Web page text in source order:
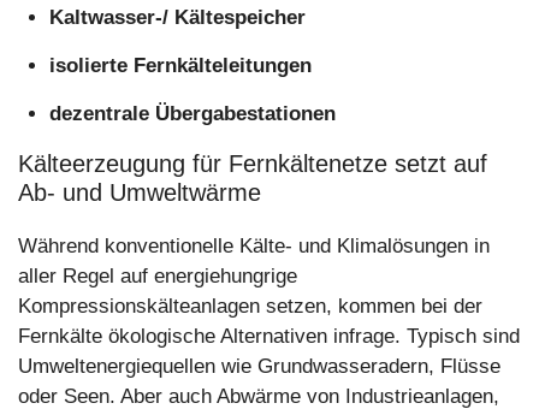
Kaltwasser-/ Kältespeicher
isolierte Fernkälteleitungen
dezentrale Übergabestationen
Kälteerzeugung für Fernkältenetze setzt auf
Ab- und Umweltwärme
Während konventionelle Kälte- und Klimalösungen in
aller Regel auf energiehungrige
Kompressionskälteanlagen setzen, kommen bei der
Fernkälte ökologische Alternativen infrage. Typisch sind
Umweltenergiequellen wie Grundwasseradern, Flüsse
oder Seen. Aber auch Abwärme von Industrieanlagen,